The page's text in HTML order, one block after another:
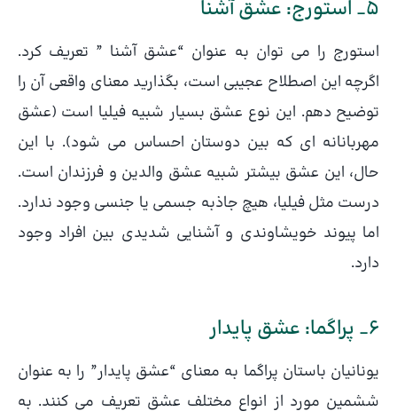
5_ استورج: عشق آشنا
استورج را می توان به عنوان “عشق آشنا ” تعریف کرد.
اگرچه این اصطلاح عجیبی است، بگذارید معنای واقعی آن را
توضیح دهم. این نوع عشق بسیار شبیه فیلیا است (عشق
مهربانانه ای که بین دوستان احساس می شود). با این
حال، این عشق بیشتر شبیه عشق والدین و فرزندان است.
درست مثل فیلیا، هیچ جاذبه جسمی یا جنسی وجود ندارد.
اما پیوند خویشاوندی و آشنایی شدیدی بین افراد وجود
دارد.
6_ پراگما: عشق پایدار
یونانیان باستان پراگما به معنای “عشق پایدار” را به عنوان
ششمین مورد از انواع مختلف عشق تعریف می کنند. به